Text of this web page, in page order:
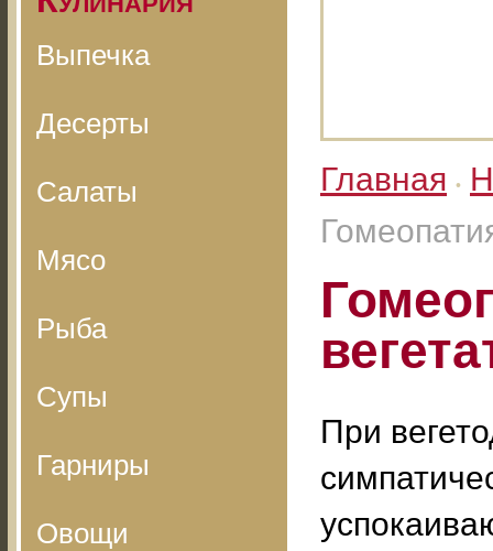
Выпечка
Десерты
Салаты
Мясо
Рыба
Супы
Гарниры
Овощи
Главная •
При